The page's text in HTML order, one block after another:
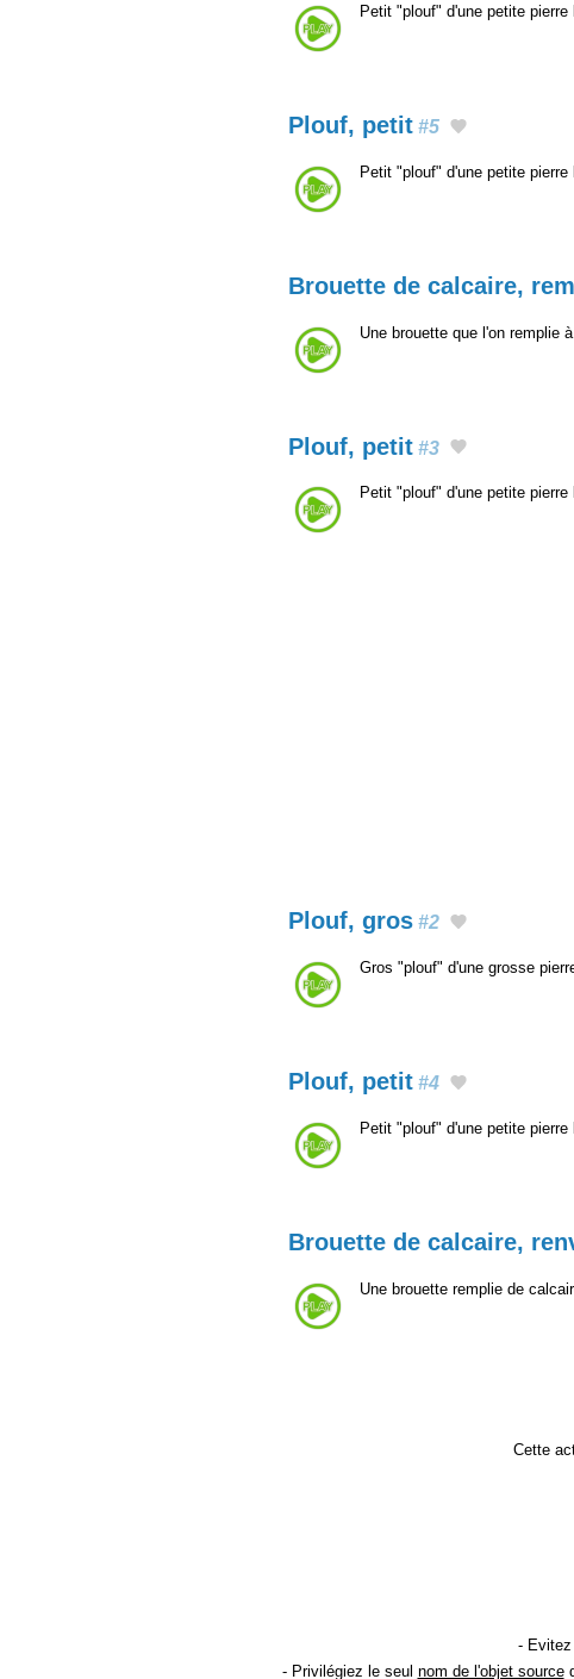
Petit "plouf" d'une petite pierre
Plouf, petit #5
Petit "plouf" d'une petite pierre
Brouette de calcaire,
Une brouette que l'on remplie
Plouf, petit #3
Petit "plouf" d'une petite
Plouf, gros #2
Gros "plouf" d'une grosse
Plouf, petit #4
Petit "plouf" d'une petite
Brouette de calcaire,
Une brouette remplie de
Cette
- Evitez
- Privilégiez le seul nom de l'objet source